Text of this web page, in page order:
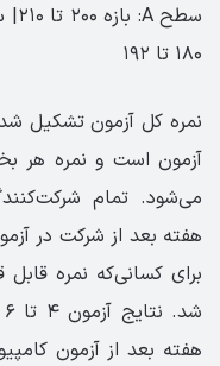
۱۸۰ تا ۱۹۲
نمره کل آزمون تشکیل
آزمون است و نمره هر
می‌شود. تمام
هفته بعد از شرکت در
برای کسانی‌که نمره
هفته بعد از آزمون